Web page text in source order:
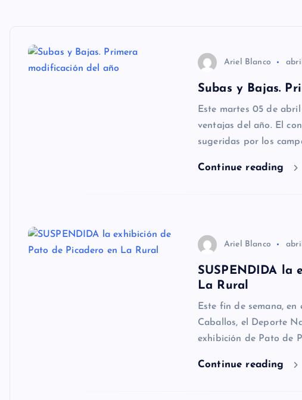
Ariel Blanco
Subas y Bajas.
Este martes 05 de
ventajas del año. El
sugeridas por los
Continue reading
Ariel Blanco
SUSPENDIDA la
La Rural
Este fin de semana,
Caballos, el Deporte
exhibición de Pato de
Continue reading